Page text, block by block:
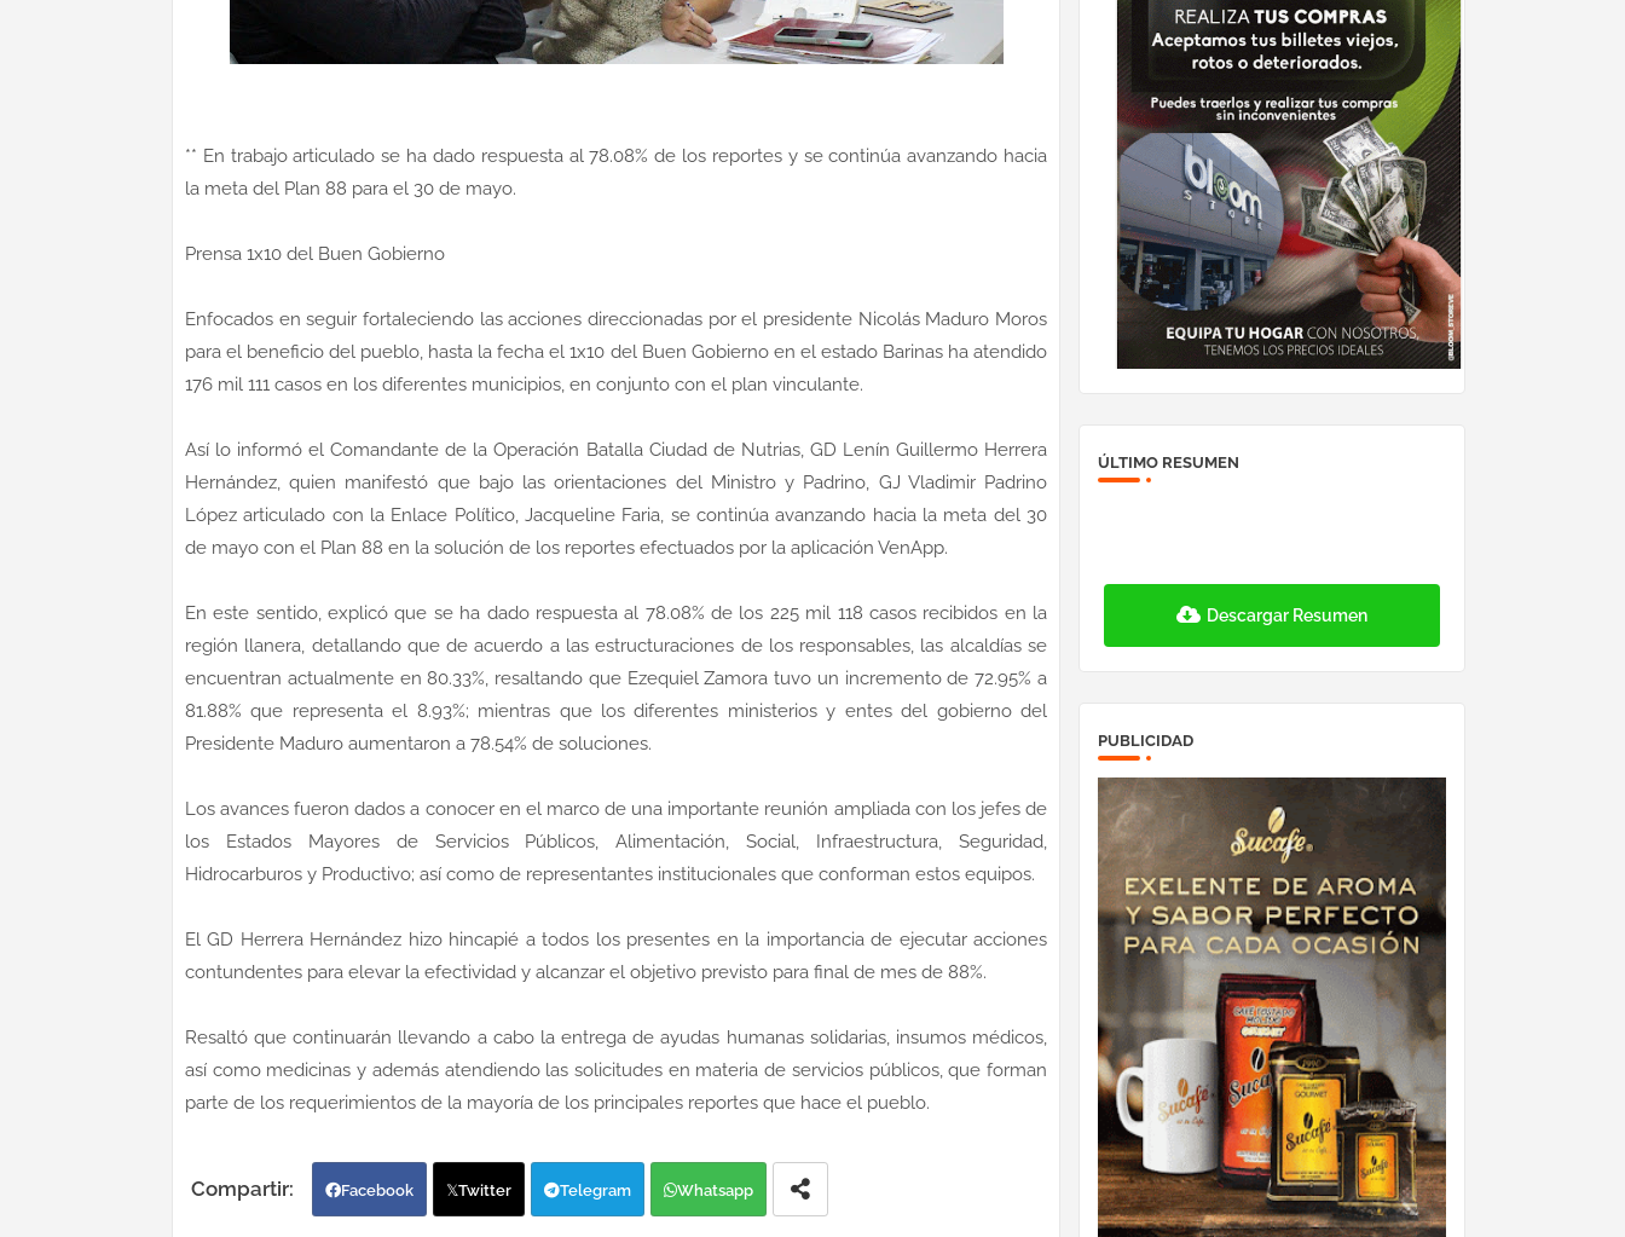
** En trabajo articulado se ha dado respuesta al 78.08% de los reportes y se continúa avanzando hacia
la meta del Plan 88 para el 30 de mayo.
Prensa 1x10 del Buen Gobierno
Enfocados en seguir fortaleciendo las acciones direccionadas por el presidente Nicolás Maduro Moros
para el beneficio del pueblo, hasta la fecha el 1x10 del Buen Gobierno en el estado Barinas ha atendido
176 mil 111 casos en los diferentes municipios, en conjunto con el plan vinculante.
Así lo informó el Comandante de la Operación Batalla Ciudad de Nutrias, GD Lenín Guillermo Herrera
Hernández, quien manifestó que bajo las orientaciones del Ministro y Padrino, GJ Vladimir Padrino
López articulado con la Enlace Político, Jacqueline Faria, se continúa avanzando hacia la meta del 30
de mayo con el Plan 88 en la solución de los reportes efectuados por la aplicación VenApp.
En este sentido, explicó que se ha dado respuesta al 78.08% de los 225 mil 118 casos recibidos en la
región llanera, detallando que de acuerdo a las estructuraciones de los responsables, las alcaldías se
encuentran actualmente en 80.33%, resaltando que Ezequiel Zamora tuvo un incremento de 72.95% a
81.88% que representa el 8.93%; mientras que los diferentes ministerios y entes del gobierno del
Presidente Maduro aumentaron a 78.54% de soluciones.
Los avances fueron dados a conocer en el marco de una importante reunión ampliada con los jefes de
los Estados Mayores de Servicios Públicos, Alimentación, Social, Infraestructura, Seguridad,
Hidrocarburos y Productivo; así como de representantes institucionales que conforman estos equipos.
El GD Herrera Hernández hizo hincapié a todos los presentes en la importancia de ejecutar acciones
contundentes para elevar la efectividad y alcanzar el objetivo previsto para final de mes de 88%.
Resaltó que continuarán llevando a cabo la entrega de ayudas humanas solidarias, insumos médicos,
así como medicinas y además atendiendo las solicitudes en materia de servicios públicos, que forman
parte de los requerimientos de la mayoría de los principales reportes que hace el pueblo.
Facebook Twitter Telegram Whatsapp
ÚLTIMO RESUMEN
Descargar Resumen
PUBLICIDAD